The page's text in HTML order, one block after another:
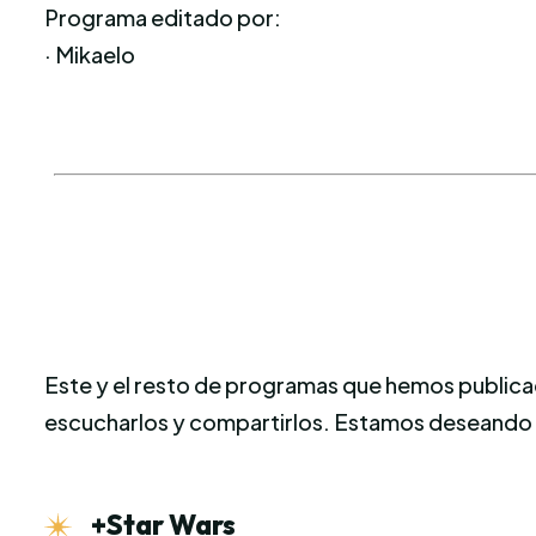
Programa editado por:
· Mikaelo
Este y el resto de programas que hemos
escucharlos y compartirlos. Estamos
+Star Wars